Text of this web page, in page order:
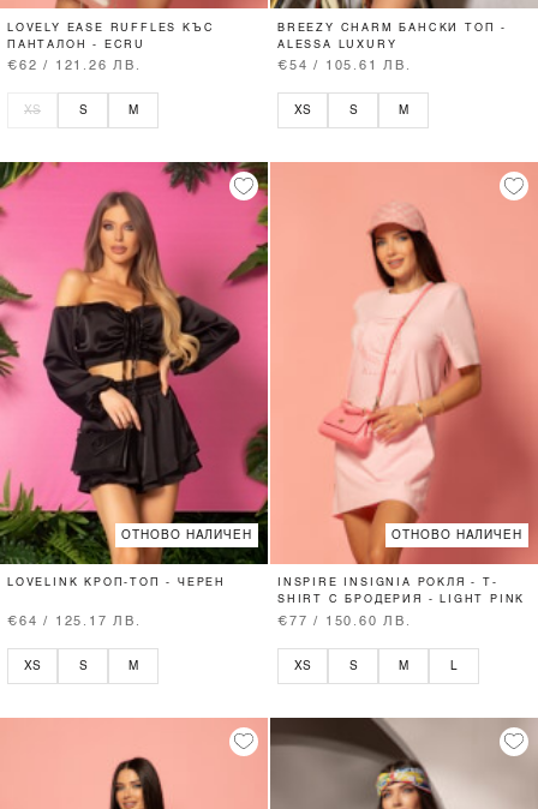
LOVELY EASE RUFFLES КЪС
ПАНТАЛОН - ECRU
€62 / 121.26 ЛВ.
XS S M
BREEZY CHARM БАНСКИ ТОП -
ALESSA LUXURY
€54 / 105.61 ЛВ.
XS S M
ОТНОВО НАЛИЧЕН
LOVELINK КРОП-ТОП - ЧЕРЕН
€64 / 125.17 ЛВ.
XS S M
ОТНОВО НАЛИЧЕН
INSPIRE INSIGNIA РОКЛЯ - T-
SHIRT С БРОДЕРИЯ - LIGHT PINK
€77 / 150.60 ЛВ.
XS S M